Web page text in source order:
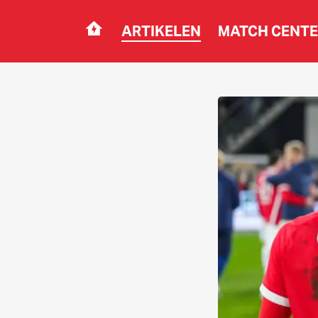
Navigation ARTIKELEN MATCH